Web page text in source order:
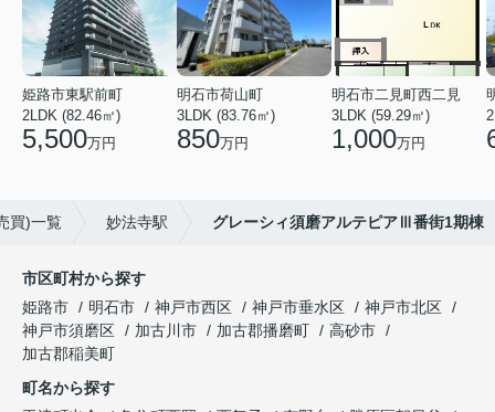
姫路市東駅前町
2LDK (82.46㎡)
5,500万円
明石市荷山町
3LDK (83.76㎡)
850万円
明石市二見町西二見
3LDK (59.29㎡)
1,000万円
買)一覧 妙法寺駅 グレーシィ須磨アルテピアⅢ番街1期棟
市区町村から探す
姫路市
明石市 神戸市西区 神戸市垂水区
神戸市北区
神戸市須磨区
加古川市 加古郡播磨町
高砂市
加古郡稲美町
町名から探す